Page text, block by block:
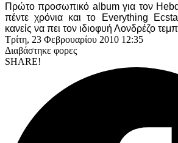
Πρώτο προσωπικό album για τον
πέντε χρόνια και το Everything
κανείς να πει τον ιδιοφυή Λονδρέζο
Τρίτη, 23 Φεβρουαρίου 2010 12:35
Διαβάστηκε φορες
SHARE!